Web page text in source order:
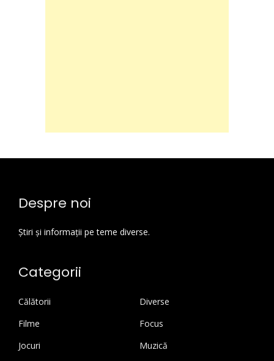
Despre noi
Știri și informații pe teme diverse.
Categorii
Călătorii
Diverse
Filme
Focus
Jocuri
Muzică